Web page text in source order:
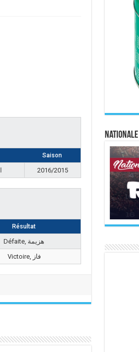
Saison
2016/2015
Résultat
Défaite, هزيمة
Victoire, فاز
Nationale